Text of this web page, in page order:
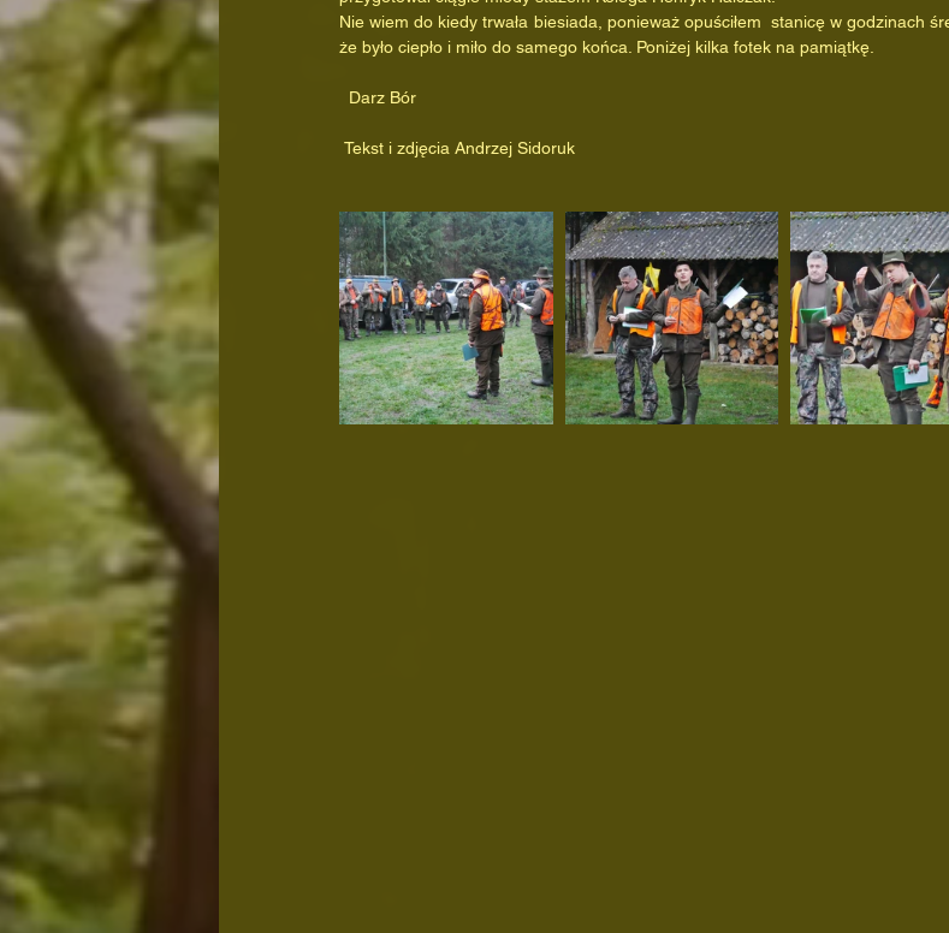
Nie wiem do kiedy trwała biesiada, ponieważ opuściłem  stanicę w godzinach
że było ciepło i miło do samego końca. Poniżej kilka fotek na pamiątkę.
  Darz Bór
Tekst i zdjęcia Andrzej Sidoruk